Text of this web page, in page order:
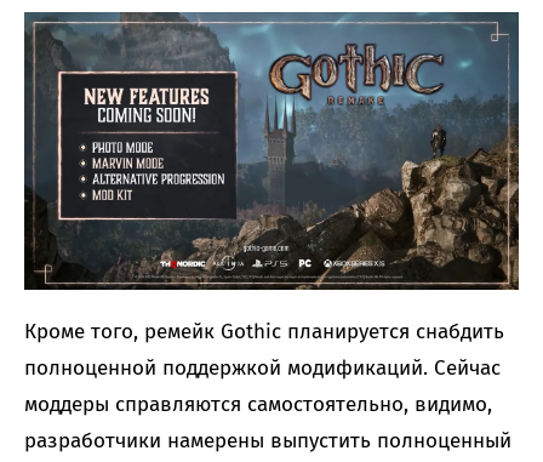
Кроме того, ремейк Gothic планируется снабдить
полноценной поддержкой модификаций. Сейчас
моддеры справляются самостоятельно, видимо,
разработчики намерены выпустить полноценный